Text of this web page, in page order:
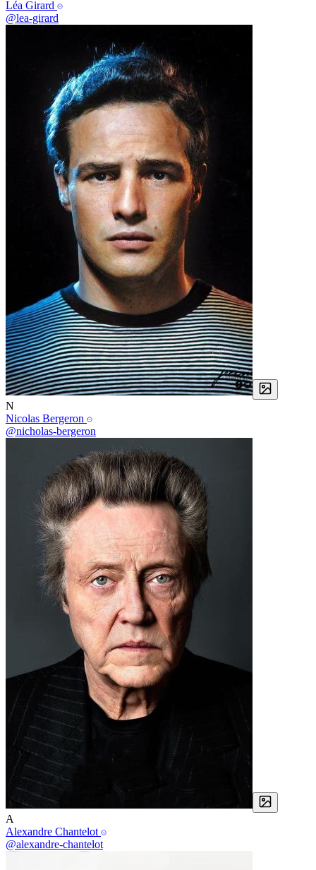
Léa Girard
@lea-girard
N
Nicolas Bergeron
@nicholas-bergeron
A
Alexandre Chantelot
@alexandre-chantelot